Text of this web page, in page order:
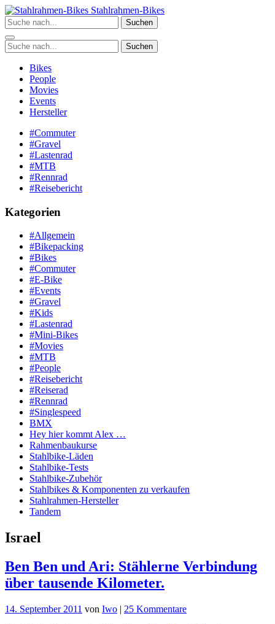
Zum
Inhalt
springen
Stahlrahmen-Bikes
Suchen
Suchen
Bikes
People
Movies
Events
Hersteller
#Commuter
#Gravel
#Lastenrad
#MTB
#Rennrad
#Reisebericht
Kategorien
#Allgemein
#Bikepacking
#Bikes
#Commuter
#E-Bike
#Events
#Gravel
#Kids
#Lastenrad
#Mini-Bikes
#Movies
#MTB
#People
#Reisebericht
#Reiserad
#Rennrad
#Singlespeed
BMX
Hey hier kommt Alex …
Rahmenbaukurse
Stahlbike-Läden
Stahlbike-Tests
Stahlbike-Zubehör
Stahlbikes & Komponenten zu verkaufen
Stahlrahmen-Hersteller
Tandem
Israel
Ben Ben und Ari: Stählerne Verbindung
über tausende Kilometer.
14. September 2011 von Iwo | 25 Kommentarezu